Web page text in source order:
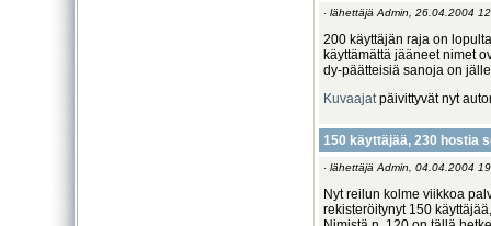
· lähettäjä Admin, 26.04.2004
200 käyttäjän raja on
käyttämättä jääneet nimet
dy-päätteisiä sanoja on
Kuvaajatpäivittyvät nyt
150 käyttäjää, 230 hostia
· lähettäjä Admin, 04.04.2004
Nyt reilun kolme viikkoa
rekisteröitynyt 150